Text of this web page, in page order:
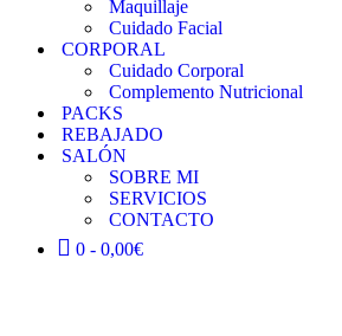
Maquillaje
Cuidado Facial
CORPORAL
Cuidado Corporal
Complemento Nutricional
PACKS
REBAJADO
SALÓN
SOBRE MI
SERVICIOS
CONTACTO
0 - 0,00€